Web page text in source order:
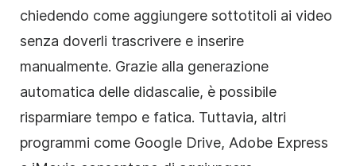
chiedendo come aggiungere sottotitoli ai video
senza doverli trascrivere e inserire
manualmente. Grazie alla generazione
automatica delle didascalie, è possibile
risparmiare tempo e fatica. Tuttavia, altri
programmi come Google Drive, Adobe Express